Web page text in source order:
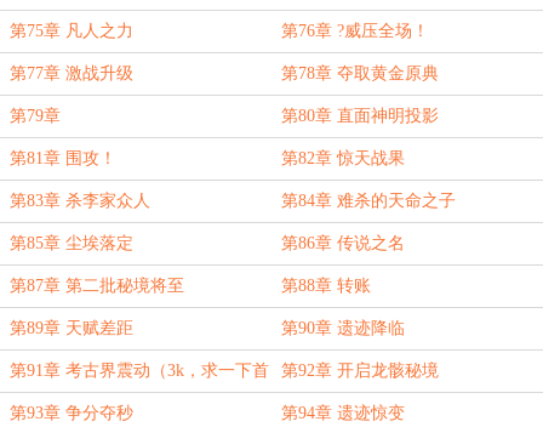
第75章 凡人之力 第76章 ?威压全场！
第77章 激战升级 第78章 夺取黄金原典
第79章 第80章 直面神明投影
第81章 围攻！ 第82章 惊天战果
第83章 杀李家众人 第84章 难杀的天命之子
第85章 尘埃落定 第86章 传说之名
第87章 第二批秘境将至 第88章 转账
第89章 天赋差距 第90章 遗迹降临
第91章 考古界震动（3k，求一下首
订）
第92章 开启龙骸秘境
第93章 争分夺秒 第94章 遗迹惊变